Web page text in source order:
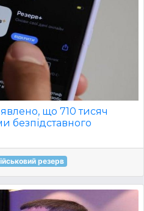
що 710 тисяч
безпідставного
резерв